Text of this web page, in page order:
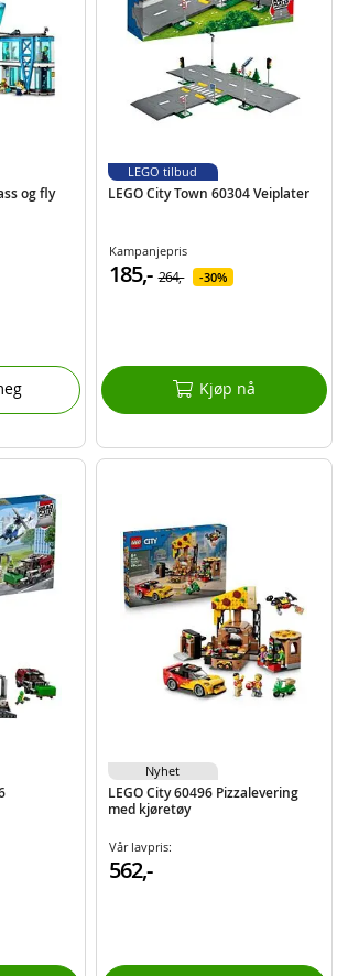
og fly LEGO City Town 60304 Veiplater
Kampanjepris
185,- 264,- 30%
Kjøp nå
LEGO tilbud
LEGO City 60496 Pizzalevering
med kjøretøy
Vår lavpris:
562,-
Nyhet